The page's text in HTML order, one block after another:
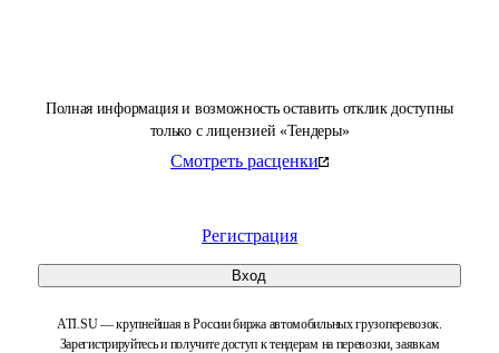
Полная информация и возможность оставить отклик доступны
только с лицензией «Тендеры»
Смотреть расценки
Регистрация
Вход
ATI.SU — крупнейшая в России биржа автомобильных грузоперевозок.
Зарегистрируйтесь и получите доступ к тендерам на перевозки, заявкам